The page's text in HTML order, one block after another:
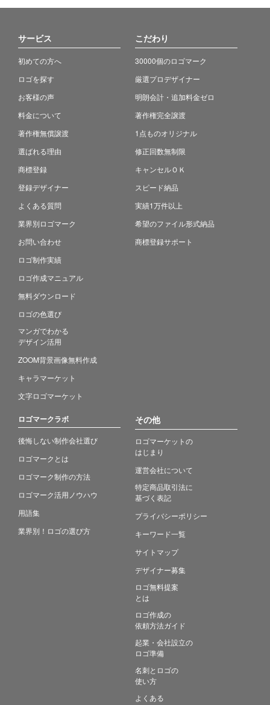
サービス
初めての方へ
ロゴを探す
お客様の声
料金について
著作権無償譲渡
選ばれる理由
商標登録
登録デザイナー
よくある質問
業界別ロゴマーク
お問い合わせ
ロゴ制作実績
ロゴ作成マニュアル
無料ダウンロード
ロゴの色選び
マンガでわかる
デザイン活用
ZOOM背景画像無料作成
キャラマーケット
文字ロゴマーケット
こだわり
30000個のロゴマーク
厳選プロデザイナー
明朗会計・追加料金ゼロ
著作権完全譲渡
1点ものオリジナル
修正回数無制限
キャンセルＯＫ
スピード納品
実績1万件以上
希望のファイル形式納品
商標登録サポート
ロゴマークラボ
後悔しない制作会社選び
ロゴマークとは
ロゴマーク制作の方法
ロゴマーク活用ノウハウ
用語集
業界別！ロゴの選び方
その他
ロゴマーケットの
はじまり
運営会社について
特定商品取引法に
基づく表記
プライバシーポリシー
キーワード一覧
サイトマップ
デザイナー募集
ロゴ無料提案
とは
ロゴ作成の
依頼方法ガイド
起業・会社設立の
ロゴ準備
名刺とロゴの
使い方
よくある